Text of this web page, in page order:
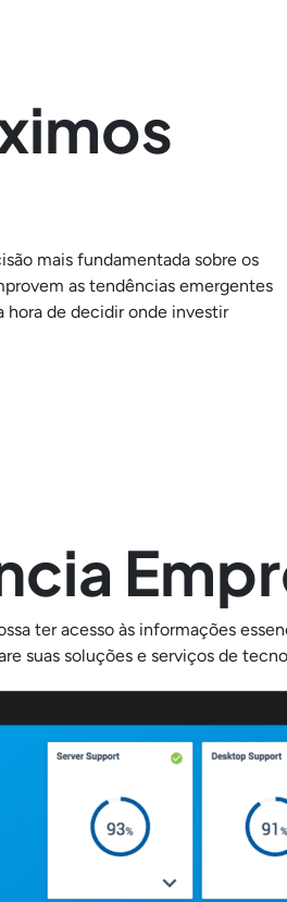
mais fundamentada sobre os
as tendências emergentes
de decidir onde investir
ter acesso às informações
suas soluções e serviços de